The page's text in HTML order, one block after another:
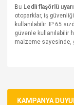
Bu Ledli flaşörlü
otoparklar, iş
kullanılabilir. IP 65
güvenle kullanılabilir
malzeme sayesinde,
kullanarak
Görüş ve
KAMPANYA